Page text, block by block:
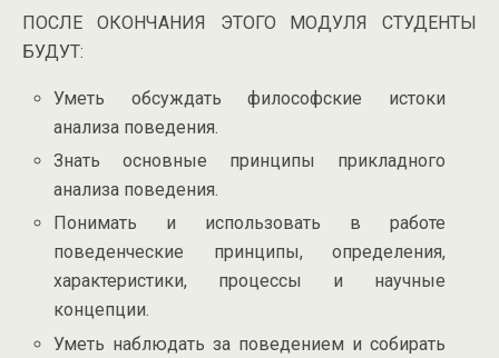
ПОСЛЕ ОКОНЧАНИЯ ЭТОГО МОДУЛЯ СТУДЕНТЫ
БУДУТ:
Уметь обсуждать философские истоки
анализа поведения.
Знать основные принципы прикладного
анализа поведения.
Понимать и использовать в работе
поведенческие принципы, определения,
характеристики, процессы и научные
концепции.
Уметь наблюдать за поведением и собирать